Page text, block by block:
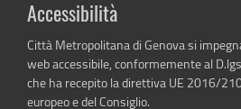
Accessibilità
Città Metropolitana di Genova si
web accessibile, conformemente al
che ha recepito la direttiva UE 2016/
europeo e del Consiglio.